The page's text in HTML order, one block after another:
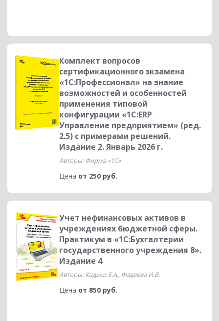
Комплект вопросов
сертификационного экзамена
«1С:Профессионал» на знание
возможностей и особенностей
применения типовой
конфигурации «1С:ERP
Управление предприятием» (ред.
2.5) с примерами решений.
Издание 2. Январь 2026 г.
Авторы: Фирма «1С»
Цена от 250 руб.
Учет нефинансовых активов в
учреждениях бюджетной сферы.
Практикум в «1С:Бухгалтерии
государственного учреждения 8».
Издание 4
Авторы: Кадыш Е.А., Фадеева И.В.
Цена от 850 руб.